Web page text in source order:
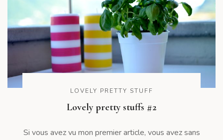
LOVELY PRETTY STUFF
Lovely pretty stuffs #2
Si vous avez vu mon premier article, vous avez sans